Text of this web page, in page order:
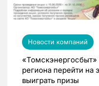
Новости компаний
региона перейти на
выиграть призы